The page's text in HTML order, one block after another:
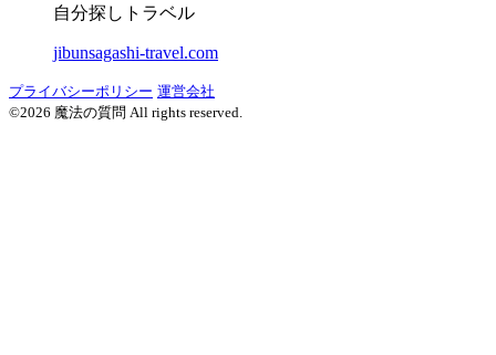
自分探しトラベル
jibunsagashi-travel.com
プライバシーポリシー 運営会社
©2026 魔法の質問 All rights reserved.